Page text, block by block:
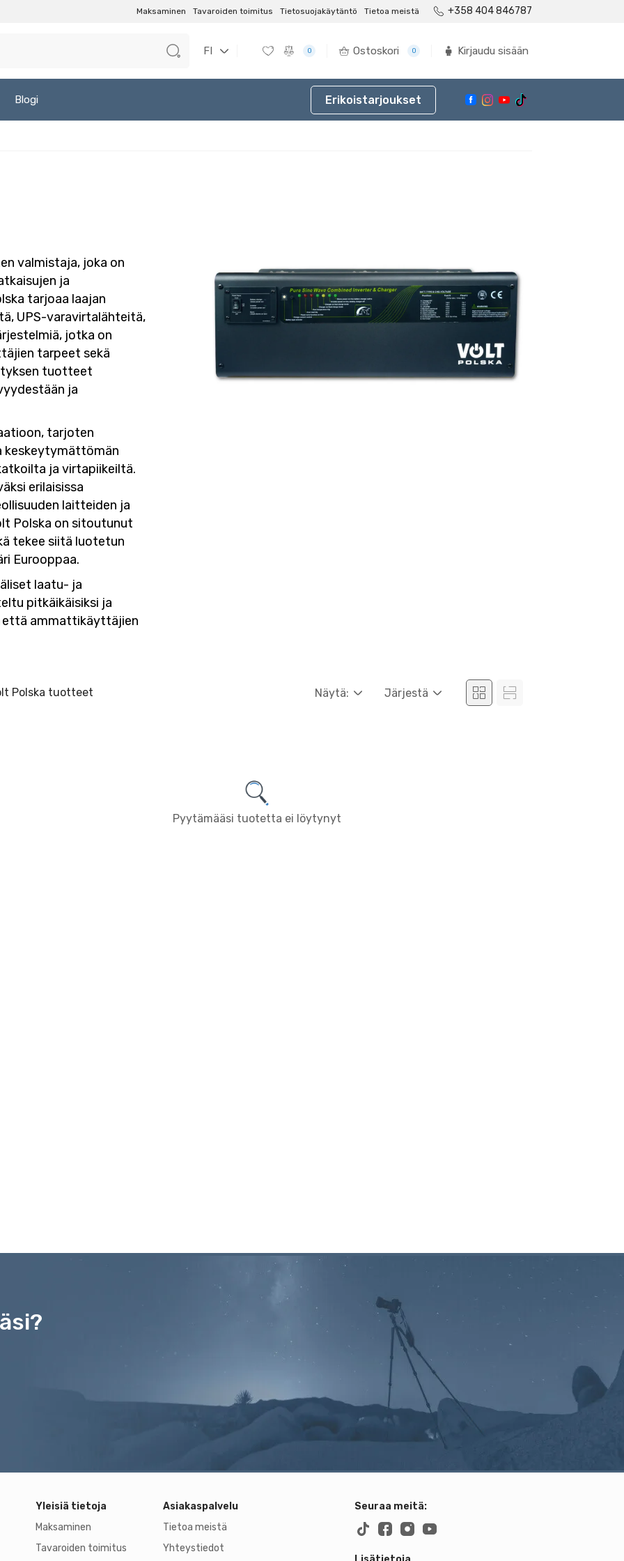
Maksaminen Tavaroiden toimitus Tietosuojakäytäntö Tietoa meistä +358 404 846787
FI 0 Ostoskori 0 Kirjaudu sisään
Blogi Erikoistarjoukset
valmistaja, joka on
ja
tarjoaa laajan
UPS-varavirtalähteitä,
jotka on
tarpeet sekä
tuotteet
ja
tarjoten
keskeytymättömän
ja virtapiikeiltä.
erilaisissa
laitteiden ja
Polska on sitoutunut
tekee siitä luotetun
Eurooppaa.
laatu- ja
pitkäikäisiksi ja
että ammattikäyttäjien
Polska tuotteet Näytä: Järjestä
Pyytämääsi tuotetta ei löytynyt
Yleisiä tietoja
Maksaminen
Tavaroiden toimitus
Asiakaspalvelu
Tietoa meistä
Yhteystiedot
Seuraa meitä: